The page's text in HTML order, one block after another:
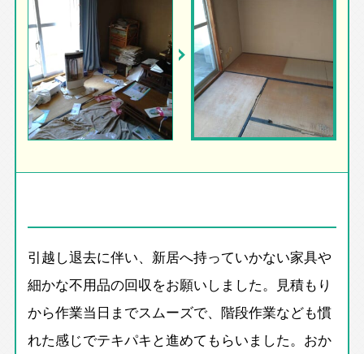
引越し退去に伴い、新居へ持っていかない家具や
細かな不用品の回収をお願いしました。見積もり
から作業当日までスムーズで、階段作業なども慣
れた感じでテキパキと進めてもらいました。おか